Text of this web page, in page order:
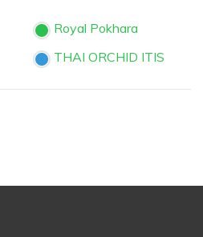
Royal Pokhara
THAI ORCHID ITIS